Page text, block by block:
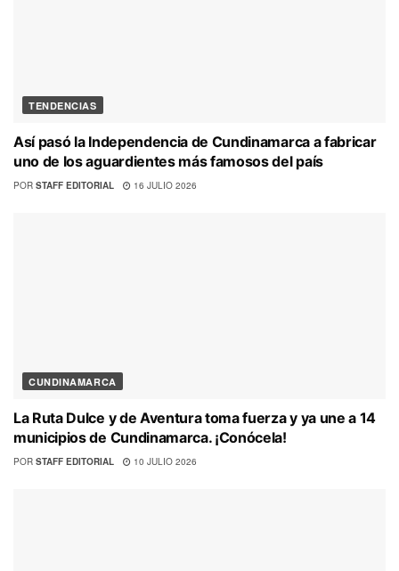
TENDENCIAS
Así pasó la Independencia de Cundinamarca a fabricar
uno de los aguardientes más famosos del país
POR STAFF EDITORIAL 16 JULIO 2026
CUNDINAMARCA
La Ruta Dulce y de Aventura toma fuerza y ya une a 14
municipios de Cundinamarca. ¡Conócela!
POR STAFF EDITORIAL 10 JULIO 2026